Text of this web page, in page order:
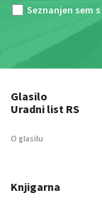
Seznanjen sem s
Glasilo
Uradni list RS
O glasilu
Knjigarna